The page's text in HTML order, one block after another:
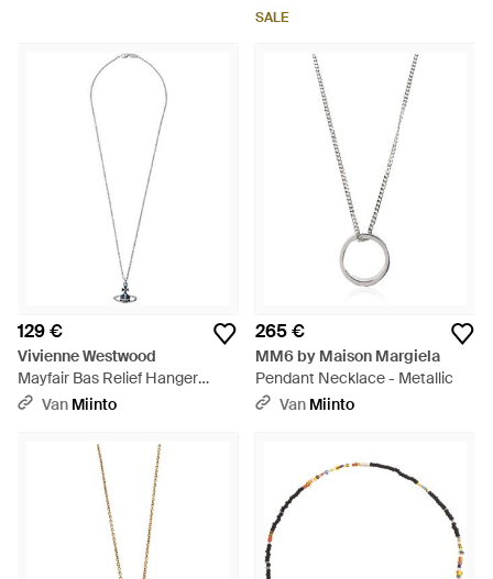
SALE
129 €
Vivienne Westwood
Mayfair Bas Relief Hanger
Ketting - Metallic
Van Miinto
265 €
MM6 by Maison Margiela
Pendant Necklace - Metallic
Van Miinto